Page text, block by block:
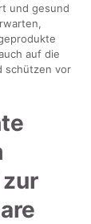
und gesund
auf die
schützen vor